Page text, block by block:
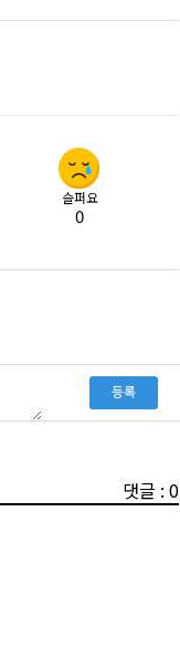
슬퍼요
0
등록
댓글 : 0